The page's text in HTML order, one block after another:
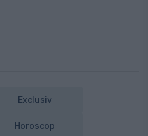
Exclusiv
Horoscop